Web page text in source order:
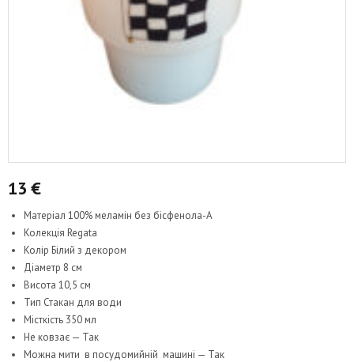
13€
Матеріал 100% меламін без бісфенола-А
Колекція Regata
Колір Білий з декором
Діаметр 8 см
Висота 10,5 см
Тип Стакан для води
Місткість 350 мл
Не ковзає — Так
Можна мити в посудомийній машині — Так